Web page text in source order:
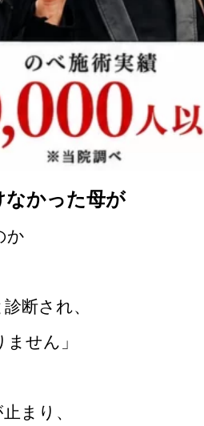
なかった母が
か
断され、
ません」
まり、